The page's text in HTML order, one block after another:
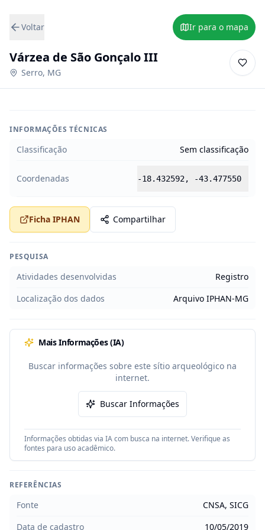
Voltar Ir para o mapa
Várzea de São Gonçalo III
Serro, MG
INFORMAÇÕES TÉCNICAS
Classificação Sem classificação
Coordenadas -18.432592, -43.477550
Ficha IPHAN Compartilhar
PESQUISA
Atividades desenvolvidas
Registro
Localização dos dados
Arquivo IPHAN-MG
Mais Informações (IA)
Buscar informações sobre este sítio arqueológico na
internet.
Buscar Informações
Informações obtidas via IA com busca na internet. Verifique as
fontes para uso acadêmico.
REFERÊNCIAS
Fonte
CNSA, SICG
Data de cadastro
10/05/2019